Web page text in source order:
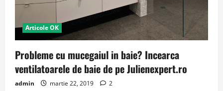
Articole OK
Probleme cu mucegaiul in baie? Incearca
ventilatoarele de baie de pe Julienexpert.ro
admin martie 22, 2019 2